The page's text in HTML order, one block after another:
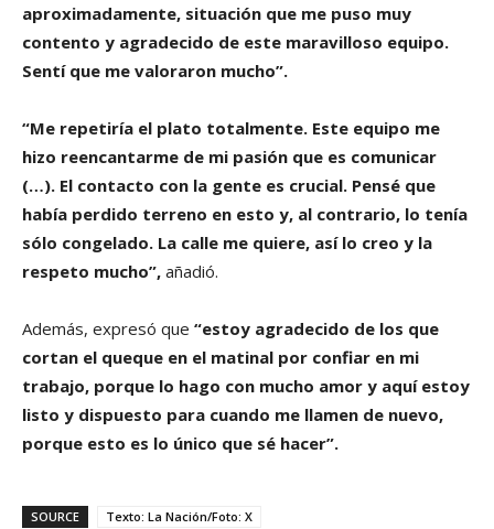
aproximadamente, situación que me puso muy
contento y agradecido de este maravilloso equipo.
Sentí que me valoraron mucho”.
“Me repetiría el plato totalmente. Este equipo me
hizo reencantarme de mi pasión que es comunicar
(…). El contacto con la gente es crucial. Pensé que
había perdido terreno en esto y, al contrario, lo tenía
sólo congelado. La calle me quiere, así lo creo y la
respeto mucho”, añadió.
Además, expresó que “estoy agradecido de los que
cortan el queque en el matinal por confiar en mi
trabajo, porque lo hago con mucho amor y aquí estoy
listo y dispuesto para cuando me llamen de nuevo,
porque esto es lo único que sé hacer”.
SOURCE
Texto: La Nación/Foto: X